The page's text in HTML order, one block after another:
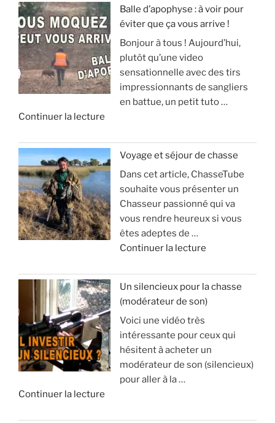
Balle d’apophyse : à voir pour
éviter que ça vous arrive !
Bonjour à tous ! Aujourd’hui,
plutôt qu’une video
sensationnelle avec des tirs
impressionnants de sangliers
en battue, un petit tuto …
Continuer la lecture
«
B
a
l
l
e
a
p
o
p
h
y
s
Voyage et séjour de chasse
Dans cet article, ChasseTube
souhaite vous présenter un
Chasseur passionné qui va
vous rendre heureux si vous
êtes adeptes de …
Continuer la lecture
«
V
y
a
g
Un silencieux pour la chasse
(modérateur de son)
Voici une vidéo très
intéressante pour ceux qui
hésitent à acheter un
modérateur de son (silencieux)
pour aller à la …
Continuer la lecture